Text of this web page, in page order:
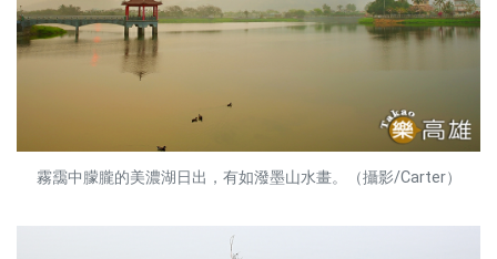
霧靄中朦朧的美濃湖日出，有如潑墨山水畫。（攝影/Carter）